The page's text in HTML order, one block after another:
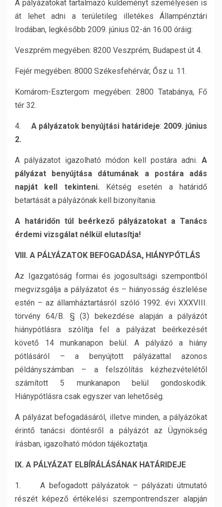
A pályázatokat tartalmazó küldeményt személyesen is
át lehet adni a területileg illetékes Állampénztári
Irodában, legkésőbb 2009. június 02-án 16.00 óráig:
Veszprém megyében: 8200 Veszprém, Budapest út 4.
Fejér megyében: 8000 Székesfehérvár, Ősz u. 11.
Komárom-Esztergom megyében: 2800 Tatabánya, Fő
tér 32.
4. A pályázatok benyújtási határideje: 2009. június
2.
A pályázatot igazolható módon kell postára adni. A
pályázat benyújtása dátumának a postára adás
napját kell tekinteni. Kétség esetén a határidő
betartását a pályázónak kell bizonyítania.
A határidőn túl beérkező pályázatokat a Tanács
érdemi vizsgálat nélkül elutasítja!
VIII. A PÁLYÁZATOK BEFOGADÁSA, HIÁNYPÓTLÁS
Az Igazgatóság formai és jogosultsági szempontból
megvizsgálja a pályázatot és – hiányosság észlelése
estén – az államháztartásról szóló 1992. évi XXXVIII.
törvény 64/B. § (3) bekezdése alapján a pályázót
hiánypótlásra szólítja fel a pályázat beérkezését
követő 14 munkanapon belül. A pályázó a hiány
pótlásáról – a benyújtott pályázattal azonos
példányszámban – a felszólítás kézhezvételétől
számított 5 munkanapon belül gondoskodik.
Hiánypótlásra csak egyszer van lehetőség.
A pályázat befogadásáról, illetve minden, a pályázókat
érintő tanácsi döntésről a pályázót az Ügynökség
írásban, igazolható módon tájékoztatja.
IX. A PÁLYÁZAT ELBÍRÁLÁSÁNAK HATÁRIDEJE
1. A befogadott pályázatok – pályázati útmutató
részét képező értékelési szempontrendszer alapján